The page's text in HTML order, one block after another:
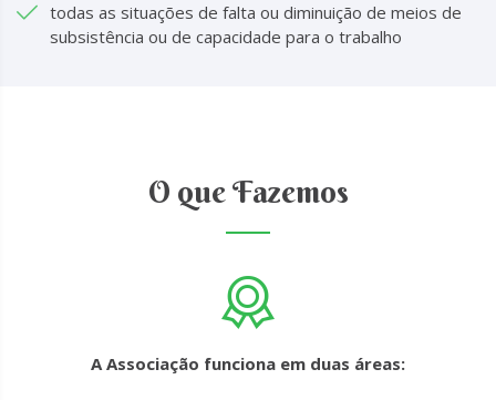
todas as situações de falta ou diminuição de meios de
subsistência ou de capacidade para o trabalho
O que Fazemos
A Associação funciona em duas áreas: